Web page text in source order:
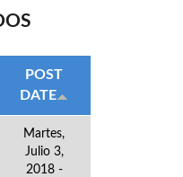
POST
DATE
Martes,
Julio 3,
2018 -